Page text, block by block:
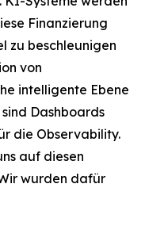
Finanzierung
zu beschleunigen
von
intelligente Ebene
Dashboards
die Observability.
auf diesen
wurden dafür